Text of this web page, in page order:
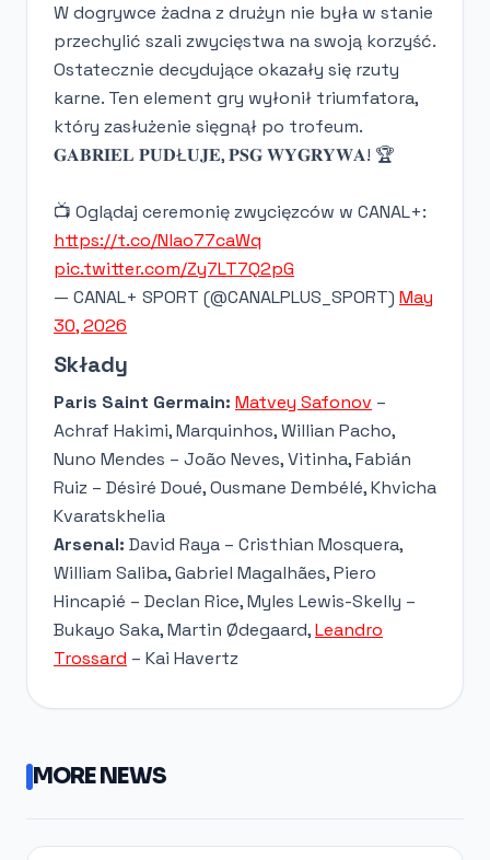
W dogrywce żadna z drużyn nie była w stanie
przechylić szali zwycięstwa na swoją korzyść.
Ostatecznie decydujące okazały się rzuty
karne. Ten element gry wyłonił triumfatora,
który zasłużenie sięgnął po trofeum.
𝐆𝐀𝐁𝐑𝐈𝐄𝐋 𝐏𝐔𝐃Ł𝐔𝐉𝐄, 𝐏𝐒𝐆 𝐖𝐘𝐆𝐑𝐘𝐖𝐀! 🏆
📺 Oglądaj ceremonię zwycięzców w CANAL+:
https://t.co/Nlao77caWq
pic.twitter.com/Zy7LT7Q2pG
— CANAL+ SPORT (@CANALPLUS_SPORT) May
30, 2026
Składy
Paris Saint Germain: Matvey Safonov –
Achraf Hakimi, Marquinhos, Willian Pacho,
Nuno Mendes – João Neves, Vitinha, Fabián
Ruiz – Désiré Doué, Ousmane Dembélé, Khvicha
Kvaratskhelia
Arsenal: David Raya – Cristhian Mosquera,
William Saliba, Gabriel Magalhães, Piero
Hincapié – Declan Rice, Myles Lewis-Skelly –
Bukayo Saka, Martin Ødegaard,Leandro
Trossard – Kai Havertz
MORE NEWS